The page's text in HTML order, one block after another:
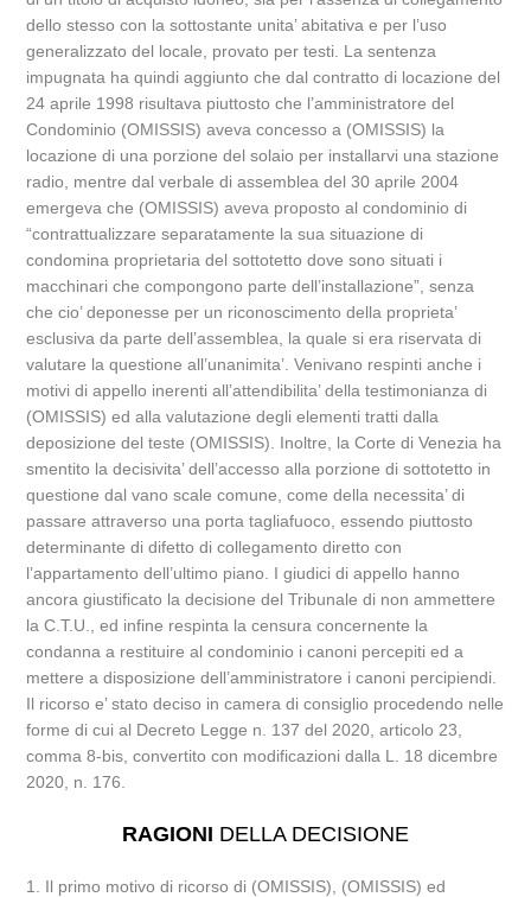
dello stesso con la sottostante unita’ abitativa e per l’uso
generalizzato del locale, provato per testi. La sentenza
impugnata ha quindi aggiunto che dal contratto di locazione del
24 aprile 1998 risultava piuttosto che l’amministratore del
Condominio (OMISSIS) aveva concesso a (OMISSIS) la
locazione di una porzione del solaio per installarvi una stazione
radio, mentre dal verbale di assemblea del 30 aprile 2004
emergeva che (OMISSIS) aveva proposto al condominio di
“contrattualizzare separatamente la sua situazione di
condomina proprietaria del sottotetto dove sono situati i
macchinari che compongono parte dell’installazione”, senza
che cio’ deponesse per un riconoscimento della proprieta’
esclusiva da parte dell’assemblea, la quale si era riservata di
valutare la questione all’unanimita’. Venivano respinti anche i
motivi di appello inerenti all’attendibilita’ della testimonianza di
(OMISSIS) ed alla valutazione degli elementi tratti dalla
deposizione del teste (OMISSIS). Inoltre, la Corte di Venezia ha
smentito la decisivita’ dell’accesso alla porzione di sottotetto in
questione dal vano scale comune, come della necessita’ di
passare attraverso una porta tagliafuoco, essendo piuttosto
determinante di difetto di collegamento diretto con
l’appartamento dell’ultimo piano. I giudici di appello hanno
ancora giustificato la decisione del Tribunale di non ammettere
la C.T.U., ed infine respinta la censura concernente la
condanna a restituire al condominio i canoni percepiti ed a
mettere a disposizione dell’amministratore i canoni percipiendi.
Il ricorso e’ stato deciso in camera di consiglio procedendo nelle
forme di cui al Decreto Legge n. 137 del 2020, articolo 23,
comma 8-bis, convertito con modificazioni dalla L. 18 dicembre
2020, n. 176.
RAGIONI DELLA DECISIONE
1. Il primo motivo di ricorso di (OMISSIS), (OMISSIS) ed